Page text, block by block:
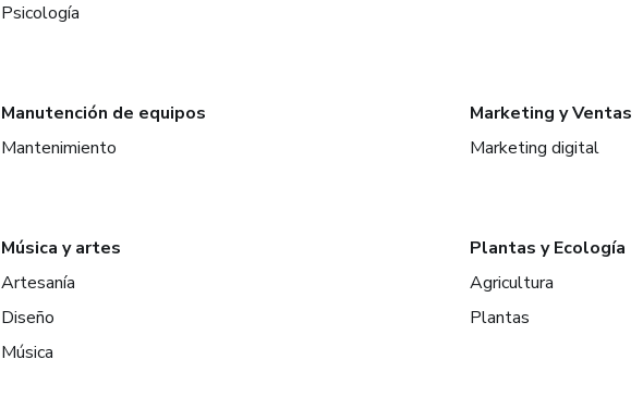
Psicología
Manutención de equipos
Mantenimiento
Marketing y Ventas
Marketing digital
Música y artes
Artesanía
Diseño
Música
Plantas y Ecología
Agricultura
Plantas